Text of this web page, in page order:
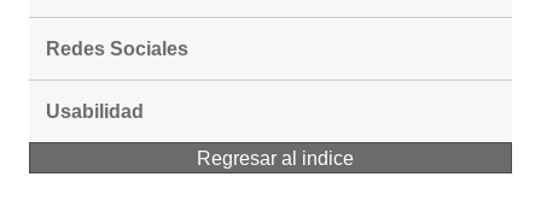
Redes Sociales
Usabilidad
Regresar al indice